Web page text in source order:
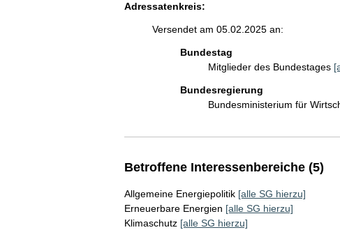
Adressatenkreis:
Versendet am 05.02.2025 an:
Bundestag
Mitglieder des Bundestages
Bundesregierung
Bundesministerium für
Betroffene Interessenbereiche (5)
Allgemeine Energiepolitik [alle SG hierzu]
Erneuerbare Energien [alle SG hierzu]
Klimaschutz [alle SG hierzu]